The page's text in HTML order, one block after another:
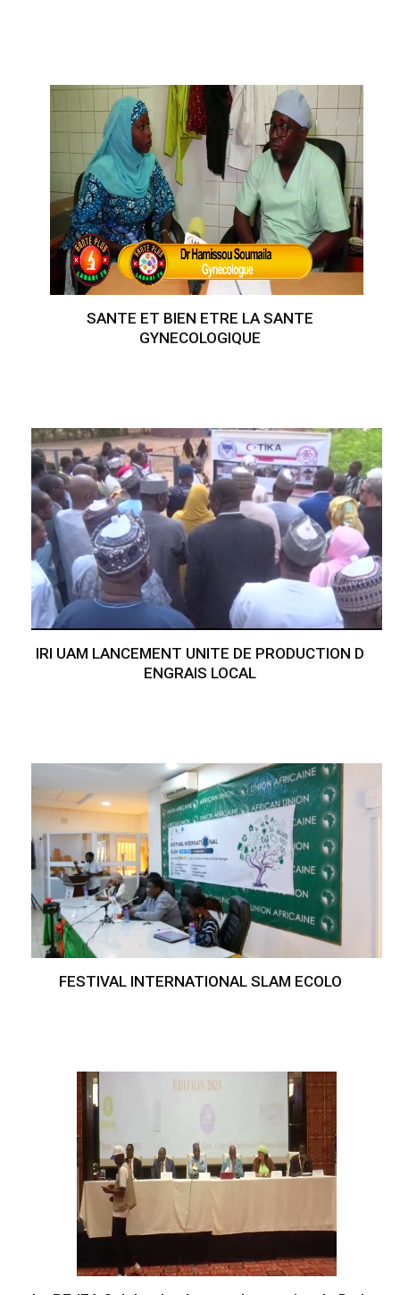
SANTE ET BIEN ETRE LA SANTE
GYNECOLOGIQUE
IRI UAM LANCEMENT UNITE DE PRODUCTION D
ENGRAIS LOCAL
FESTIVAL INTERNATIONAL SLAM ECOLO